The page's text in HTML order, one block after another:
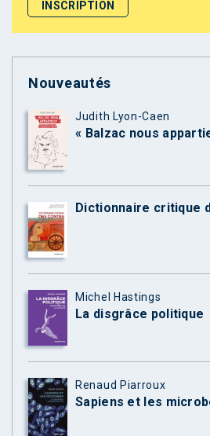
Nouveautés
Judith Lyon-Caen
« Balzac nous
Dictionnaire critique
Michel Hastings
La disgrâce politique
Renaud Piarroux
Sapiens et les